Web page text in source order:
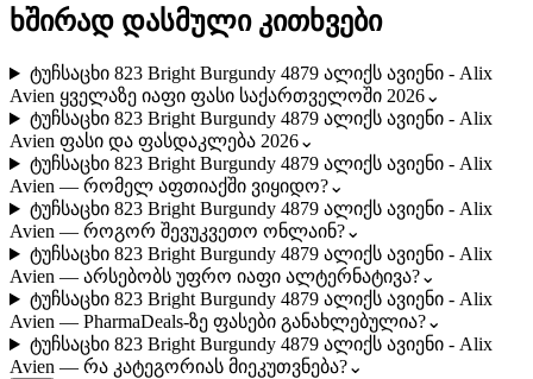
ხშირად დასმული კითხვები
ტუჩსაცხი 823 Bright Burgundy 4879 ალიქს ავიენი - Alix
Avien ყველაზე იაფი ფასი საქართველოში 2026⌄
ტუჩსაცხი 823 Bright Burgundy 4879 ალიქს ავიენი - Alix
Avien ფასი და ფასდაკლება 2026⌄
ტუჩსაცხი 823 Bright Burgundy 4879 ალიქს ავიენი - Alix
Avien — რომელ აფთიაქში ვიყიდო?⌄
ტუჩსაცხი 823 Bright Burgundy 4879 ალიქს ავიენი - Alix
Avien — როგორ შევუკვეთო ონლაინ?⌄
ტუჩსაცხი 823 Bright Burgundy 4879 ალიქს ავიენი - Alix
Avien — არსებობს უფრო იაფი ალტერნატივა?⌄
ტუჩსაცხი 823 Bright Burgundy 4879 ალიქს ავიენი - Alix
Avien — PharmaDeals-ზე ფასები განახლებულია?⌄
ტუჩსაცხი 823 Bright Burgundy 4879 ალიქს ავიენი - Alix
Avien — რა კატეგორიას მიეკუთვნება?⌄